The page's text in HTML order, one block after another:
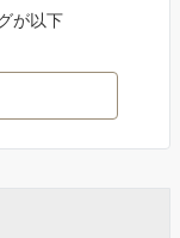
が以下